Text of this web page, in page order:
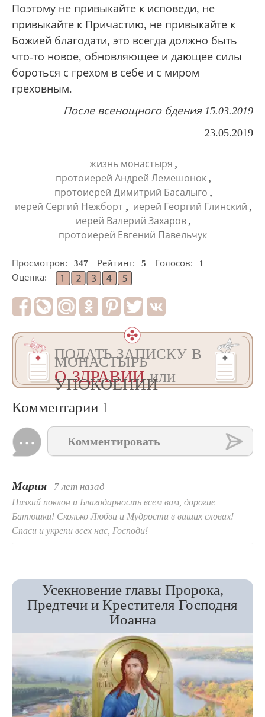
Поэтому не привыкайте к исповеди, не
привыкайте к Причастию, не привыкайте к
Божией благодати, это всегда должно быть
что-то новое, обновляющее и дающее силы
бороться с грехом в себе и с миром
греховным.
После всенощного бдения 15.03.2019
23.05.2019
жизнь монастыря ,
протоиерей Андрей Лемешонок ,
протоиерей Димитрий Басалыго ,
иерей Сергий Нежборт , иерей Георгий Глинский ,
иерей Валерий Захаров ,
протоиерей Евгений Павельчук
Просмотров: 347 Рейтинг: 5 Голосов:
1
Оценка:
ПОДАТЬ ЗАПИСКУ В
МОНАСТЫРЬ
О ЗДРАВИИили
УПОКОЕНИИ
Комментарии 1
Комментировать
Мария 7 лет назад
Низкий поклон и Благодарность всем вам, дорогие
Батюшки! Сколько Любви и Мудрости в ваших словах!
Спаси и укрепи всех нас, Господи!
Усекновение главы Пророка,
Предтечи и Крестителя Господня
Иоанна